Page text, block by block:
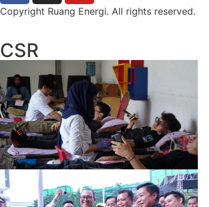
Copyright Ruang Energi. All rights reserved.
CSR